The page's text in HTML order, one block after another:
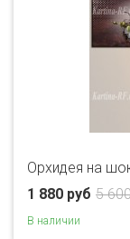
Орхидея на
5
1 880 руб
В наличии